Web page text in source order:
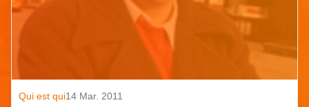
Qui est qui14 Mar. 2011